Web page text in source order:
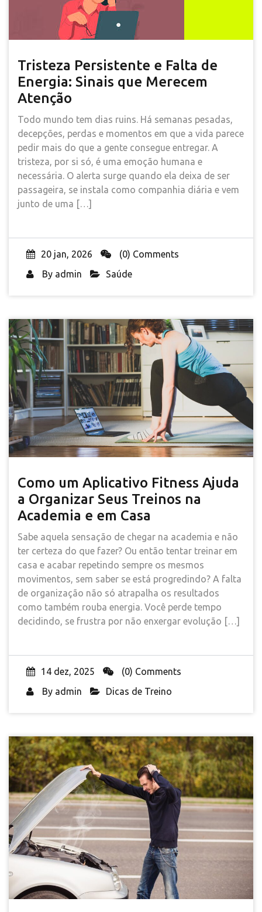
Tristeza Persistente e Falta de
Energia: Sinais que Merecem
Atenção
Todo mundo tem dias ruins. Há semanas pesadas,
decepções, perdas e momentos em que a vida parece
pedir mais do que a gente consegue entregar. A
tristeza, por si só, é uma emoção humana e
necessária. O alerta surge quando ela deixa de ser
passageira, se instala como companhia diária e vem
junto de uma […]
20 jan, 2026
(0) Comments
By admin Saúde
Como um Aplicativo Fitness Ajuda
a Organizar Seus Treinos na
Academia e em Casa
Sabe aquela sensação de chegar na academia e não
ter certeza do que fazer? Ou então tentar treinar em
casa e acabar repetindo sempre os mesmos
movimentos, sem saber se está progredindo? A falta
de organização não só atrapalha os resultados
como também rouba energia. Você perde tempo
decidindo, se frustra por não enxergar evolução […]
14 dez, 2025
(0) Comments
By admin Dicas de Treino